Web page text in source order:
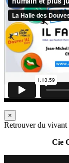
×
Retrouver du vivant
Cie